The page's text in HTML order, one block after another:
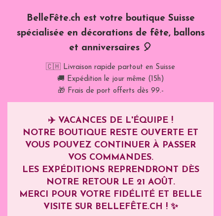
BelleFête.ch est votre boutique Suisse
spécialisée en décorations de fête, ballons
et anniversaires 🎈
🇨🇭 Livraison rapide partout en Suisse
🚚 Expédition le jour même (15h)
🎁 Frais de port offerts dès 99.-
✈️ VACANCES DE L'ÉQUIPE !
NOTRE BOUTIQUE RESTE OUVERTE ET
VOUS POUVEZ CONTINUER À PASSER
VOS COMMANDES.
LES EXPÉDITIONS REPRENDRONT DÈS
NOTRE RETOUR LE 21 AOÛT.
MERCI POUR VOTRE FIDÉLITÉ ET BELLE
VISITE SUR BELLEFÊTE.CH ! ✨